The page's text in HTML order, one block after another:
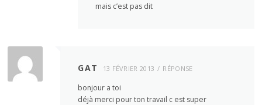
mais c’est pas dit
GAT 13 FÉVRIER 2013 RÉPONSE
bonjour a toi
déjà merci pour ton travail c est super